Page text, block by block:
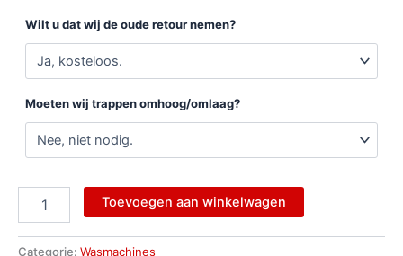
Wilt u dat wij de oude retour nemen?
Moeten wij trappen omhoog/omlaag?
Toevoegen aan winkelwagen
Categorie: Wasmachines